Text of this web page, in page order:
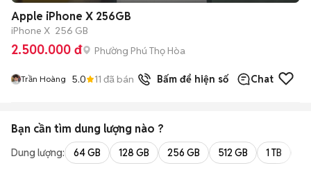
Apple iPhone X 256GB
iPhone X 256 GB
2.500.000 đ Phường Phú Thọ Hòa
Trần Hoàng 5.0 11 đã bán Bấm để hiện số Chat
Bạn cần tìm dung lượng nào ?
Dung lượng: 64 GB 128 GB 256 GB 512 GB 1 TB